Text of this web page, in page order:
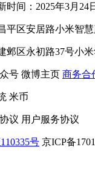
时间：2025年3月24
平区安居路小米智慧
邺区永初路37号小
号 微博主页 商务合
米币
议 用户服务协议
号 京ICP备